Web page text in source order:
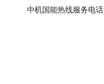
中机国能热线服务电话